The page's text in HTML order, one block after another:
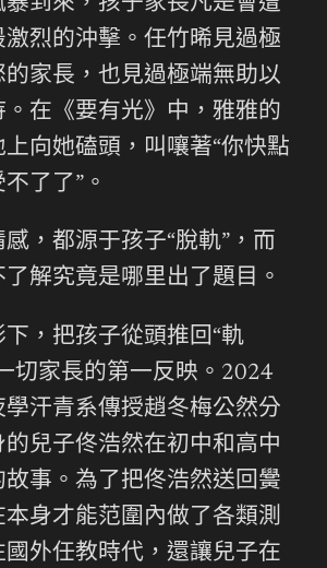
烈的沖擊。任竹晞見過極
家長，也見過極端無助以
在《要有光》中，雅雅的
向她磕頭，叫嚷著“你快點
了了”。
，都源于孩子“脫軌”，而
解究竟是哪里出了題目。
，把孩子從頭推回“軌
切家長的第一反映。2024
汗青系傳授趙冬梅公然分
兒子佟浩然在初中和高中
事。為了把佟浩然送回黌
身才能范圍內做了各類測
外任教時代，還讓兒子在